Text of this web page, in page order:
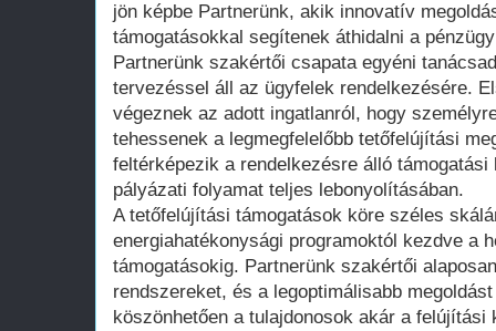
jön képbe Partnerünk, akik innovatív
támogatásokkal segítenek áthidalni a
Partnerünk szakértői csapata egyéni
tervezéssel áll az ügyfelek rendelkezésére.
végeznek az adott ingatlanról, hogy
tehessenek a legmegfelelőbb tetőfelújítási
feltérképezik a rendelkezésre álló
pályázati folyamat teljes lebonyolításában.
A tetőfelújítási támogatások köre széles
energiahatékonysági programoktól kezdve a
támogatásokig. Partnerünk szakértői
rendszereket, és a legoptimálisabb
köszönhetően a tulajdonosok akár a felújítási